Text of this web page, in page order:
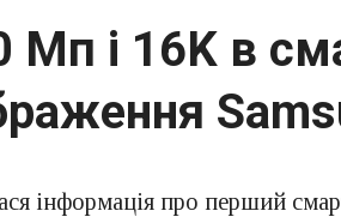
Мп і 16K в
інформація про перший